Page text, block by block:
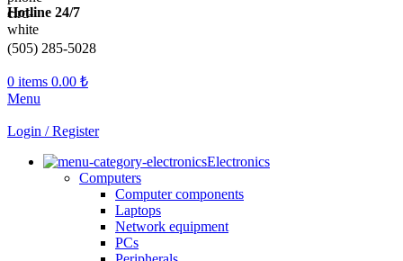
Hotline 24/7
(505) 285-5028
0 items 0.00 ₺
Menu
Login / Register
Electronics
Computers
Computer components
Laptops
Network equipment
PCs